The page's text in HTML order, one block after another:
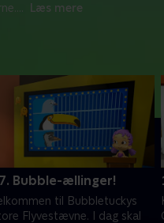
Læs mere
Bubble-ællinger!
til Bubbletuckys
Flyvestævne. I dag skal